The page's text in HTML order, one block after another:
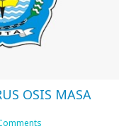
OSIS MASA